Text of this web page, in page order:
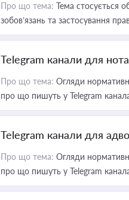
Про що тема: Тема стосується
зобов’язань та застосування
Telegram канали для
Про що тема: Огляди
про що пишуть у Telegram
Telegram канали для
Про що тема: Огляди
про що пишуть у Telegram